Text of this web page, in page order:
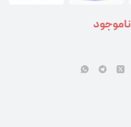
ناموجود